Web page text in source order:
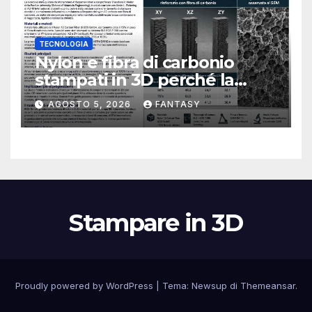
TECNOLOGIA
Nylon e fibra di carbonio
stampati in 3D perché la
resistenza agli urti dipende
dal processo
AGOSTO 5, 2026 FANTASY
Stampare in 3D
Proudly powered by WordPress Tema: Newsup di Themeansar.